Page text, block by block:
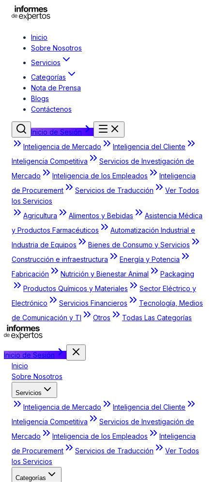
Inicio
Sobre Nosotros
Servicios
Categorías
Nota de Prensa
Blogs
Contáctenos
Inicio de Sesión
Inteligencia de Mercado
Inteligencia del Cliente
Inteligencia Competitiva
Servicios de Investigación de
Mercado
Inteligencia de los Empleados
Inteligencia
de Procurement
Servicios de Traducción
Ver Todos
los Servicios
Agricultura
Alimentos y Bebidas
Asistencia Médica
y Productos Farmacéuticos
Automatización Industrial e
Industria de Equipos
Bienes de Consumo y Servicios
Construcción e infraestructura
Energía y Potencia
Fabricación
Nutrición y Bienestar Animal
Packaging
Productos Químicos y Materiales
Sector Eléctrico y
Electrónico
Servicios Financieros
Tecnología, Medios
de Comunicación y TI
Otros Todas Las Categorías
Inicio de Sesión
Inicio
Sobre Nosotros
Servicios
Inteligencia de Mercado
Inteligencia del Cliente
Inteligencia Competitiva
Servicios de Investigación de
Mercado
Inteligencia de los Empleados
Inteligencia
de Procurement
Servicios de Traducción
Ver Todos
los Servicios
Categorías